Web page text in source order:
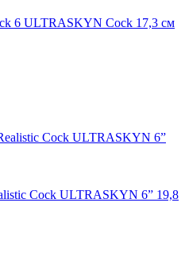
6 ULTRASKYN Cock 17,3 см
Cock ULTRASKYN 6” 19,8